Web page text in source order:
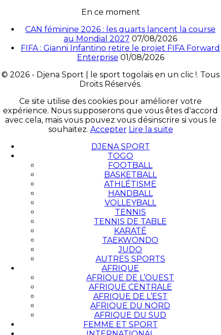
En ce moment
CAN féminine 2026 : les quarts lancent la course
au Mondial 2027 07/08/2026
FIFA : Gianni Infantino retire le projet FIFA Forward
Enterprise 01/08/2026
© 2026 - Djena Sport | le sport togolais en un clic !. Tous
Droits Réservés.
Ce site utilise des cookies pour améliorer votre
expérience. Nous supposerons que vous êtes d'accord
avec cela, mais vous pouvez vous désinscrire si vous le
souhaitez. Accepter Lire la suite
DJENA SPORT
TOGO
FOOTBALL
BASKETBALL
ATHLÉTISME
HANDBALL
VOLLEYBALL
TENNIS
TENNIS DE TABLE
KARATÉ
TAEKWONDO
JUDO
AUTRES SPORTS
AFRIQUE
AFRIQUE DE L’OUEST
AFRIQUE CENTRALE
AFRIQUE DE L’EST
AFRIQUE DU NORD
AFRIQUE DU SUD
FEMME ET SPORT